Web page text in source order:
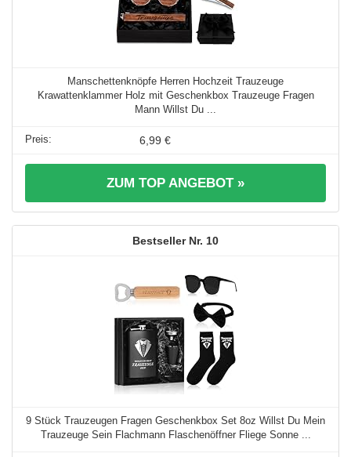
Manschettenknöpfe Herren Hochzeit Trauzeuge
Krawattenklammer Holz mit Geschenkbox Trauzeuge Fragen
Mann Willst Du ...
6,99 €
ZUM TOP ANGEBOT »
10
9 Stück Trauzeugen Fragen Geschenkbox Set 8oz Willst Du Mein
Trauzeuge Sein Flachmann Flaschenöffner Fliege Sonne ...